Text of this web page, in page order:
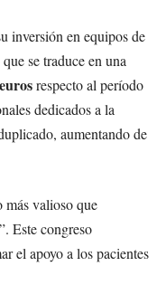
inversión en equipos de
se traduce en una
respecto al período
dedicados a la
aumentando de
valioso que
Este congreso
el apoyo a los pacientes